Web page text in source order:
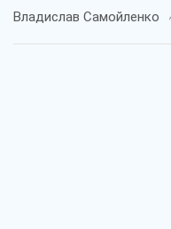
Владислав Самойленко